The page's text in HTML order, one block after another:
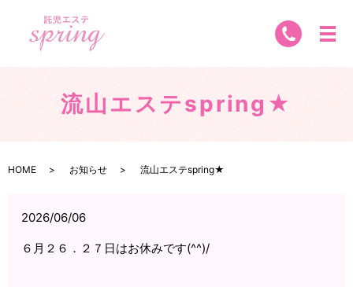
流山エステspring★
HOME お知らせ 流山エステspring★
2026/06/06
６月２６．２７日はお休みです(^^)/